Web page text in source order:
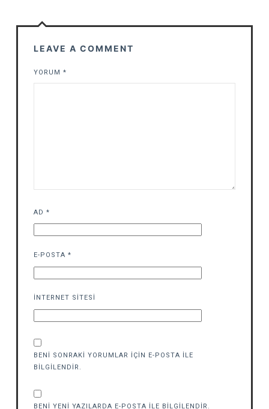
LEAVE A COMMENT
YORUM *
AD *
E-POSTA *
İNTERNET SITESI
BENI SONRAKI YORUMLAR IÇIN E-POSTA ILE
BILGILENDIR.
BENI YENI YAZILARDA E-POSTA ILE BILGILENDIR.